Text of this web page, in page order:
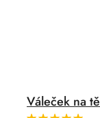
Váleček na